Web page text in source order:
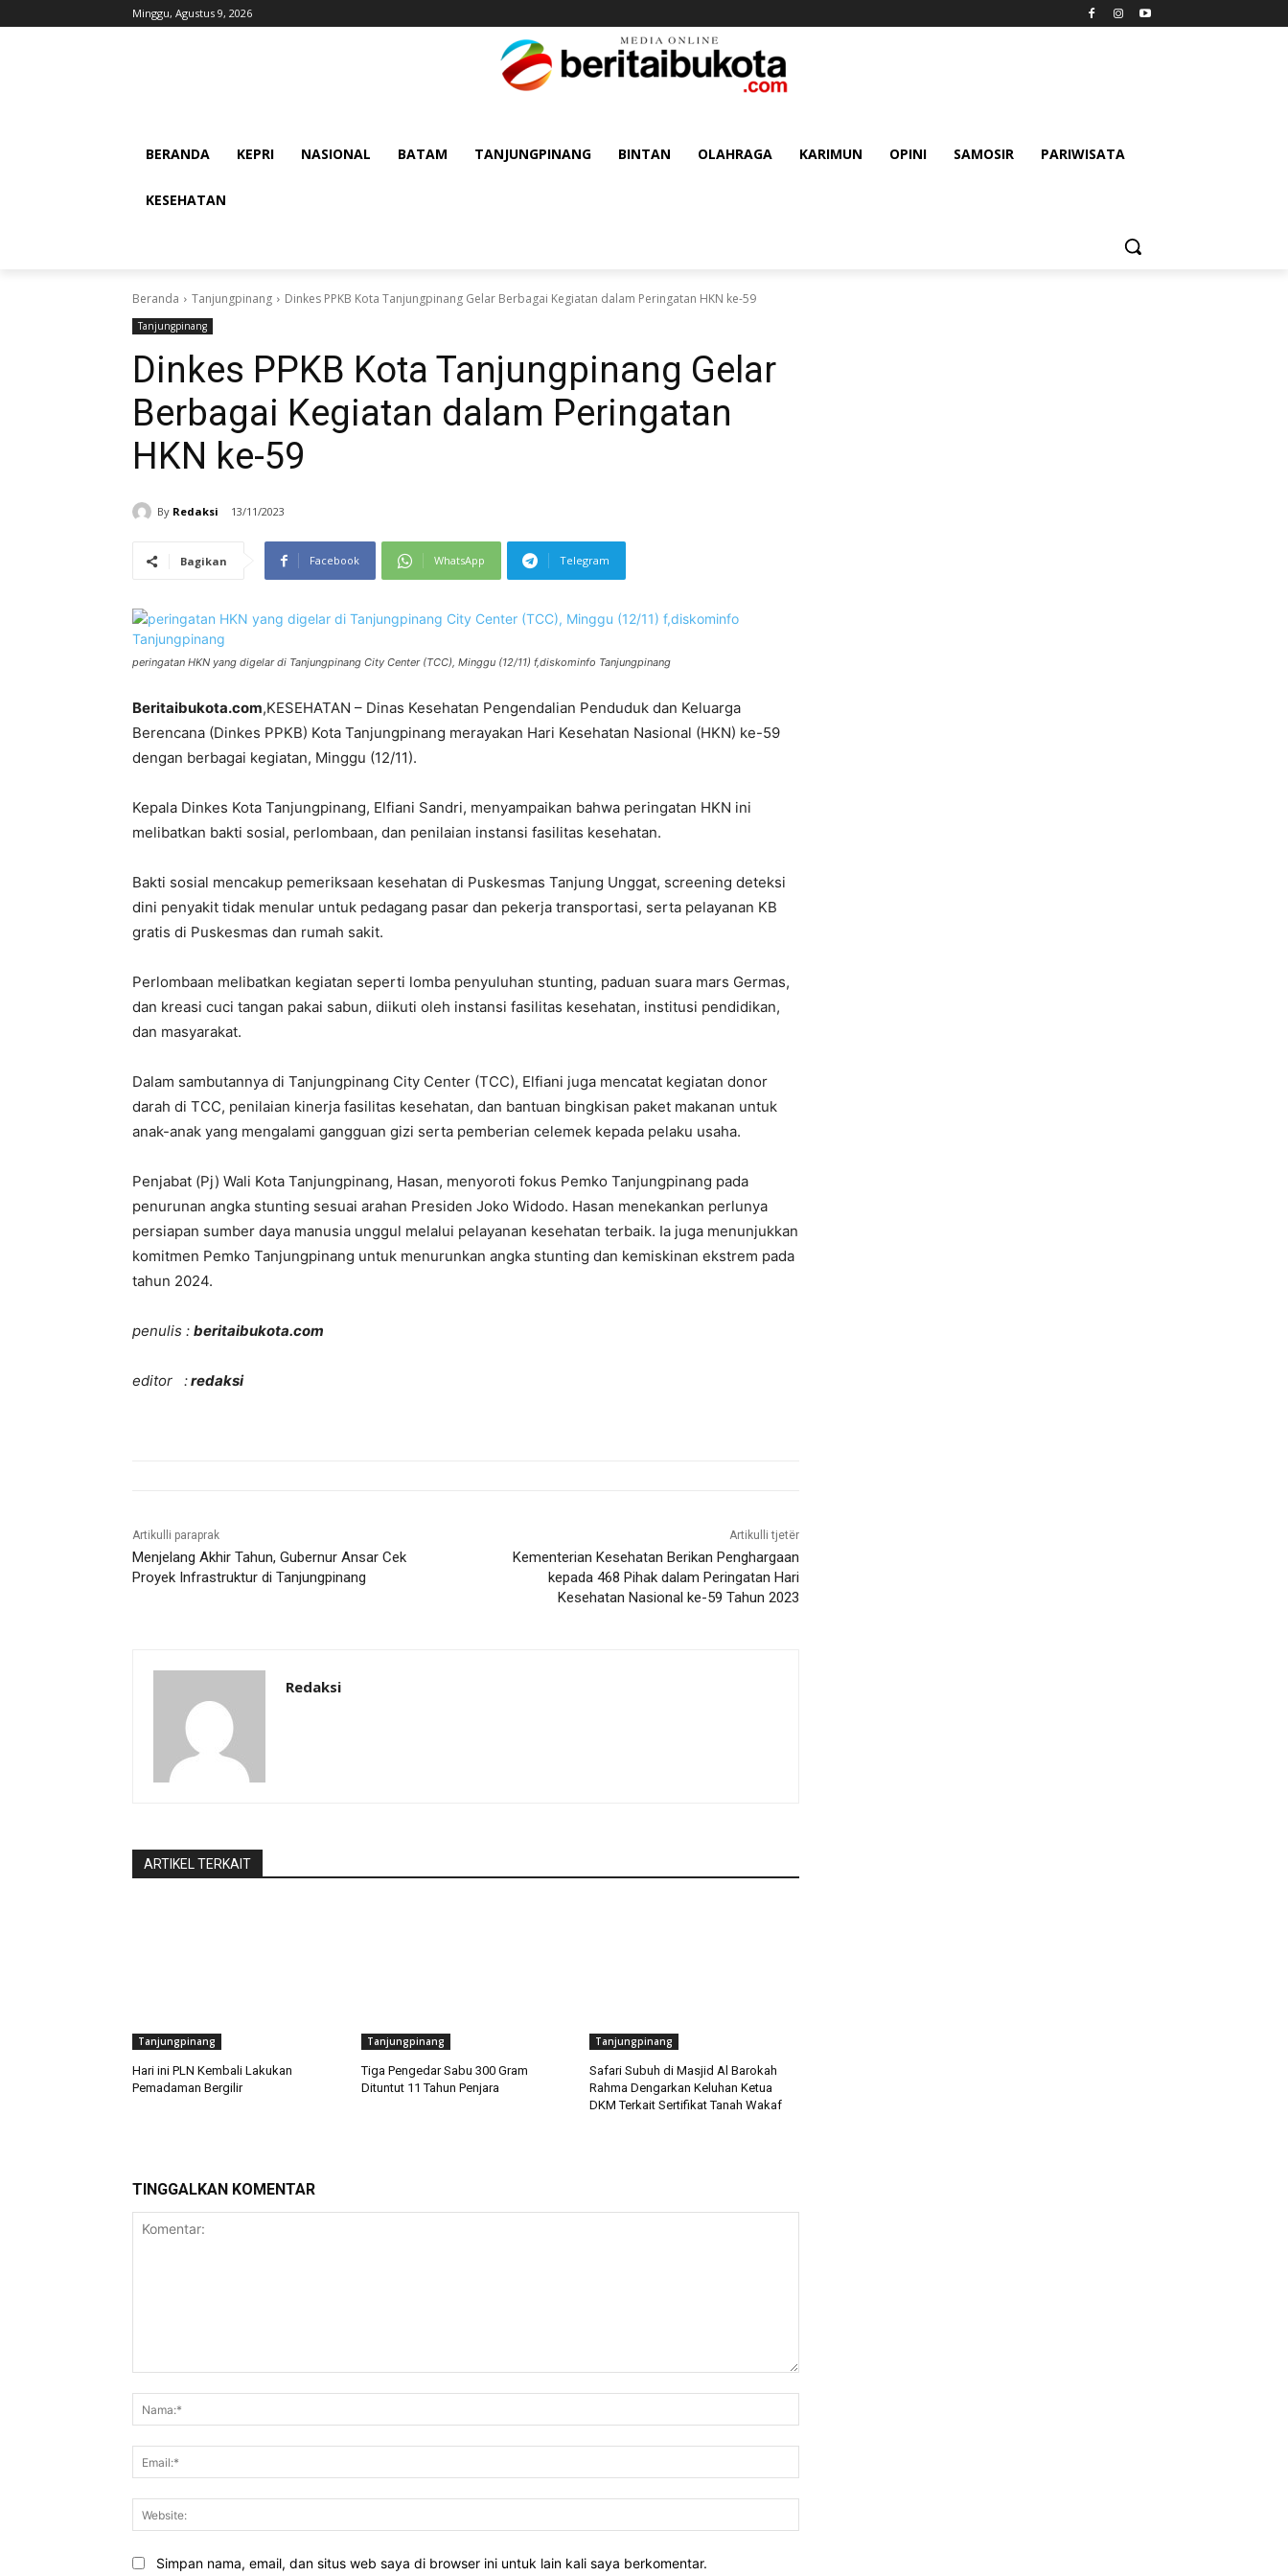
Minggu, Agustus 9, 2026
BERANDA KEPRI NASIONAL BATAM TANJUNGPINANG BINTAN OLAHRAGA KARIMUN OPINI SAMOSIR PARIWISATA
KESEHATAN
Beranda Tanjungpinang Dinkes PPKB Kota Tanjungpinang Gelar Berbagai Kegiatan dalam Peringatan HKN ke-59
Tanjungpinang
Dinkes PPKB Kota Tanjungpinang Gelar
Berbagai Kegiatan dalam Peringatan
HKN ke-59
By Redaksi 13/11/2023
Bagikan Facebook WhatsApp Telegram
peringatan HKN yang digelar di Tanjungpinang City Center (TCC), Minggu (12/11) f,diskominfo Tanjungpinang
Beritaibukota.com,KESEHATAN – Dinas Kesehatan Pengendalian Penduduk dan Keluarga
Berencana (Dinkes PPKB) Kota Tanjungpinang merayakan Hari Kesehatan Nasional (HKN) ke-59
dengan berbagai kegiatan, Minggu (12/11).
Kepala Dinkes Kota Tanjungpinang, Elfiani Sandri, menyampaikan bahwa peringatan HKN ini
melibatkan bakti sosial, perlombaan, dan penilaian instansi fasilitas kesehatan.
Bakti sosial mencakup pemeriksaan kesehatan di Puskesmas Tanjung Unggat, screening deteksi
dini penyakit tidak menular untuk pedagang pasar dan pekerja transportasi, serta pelayanan KB
gratis di Puskesmas dan rumah sakit.
Perlombaan melibatkan kegiatan seperti lomba penyuluhan stunting, paduan suara mars Germas,
dan kreasi cuci tangan pakai sabun, diikuti oleh instansi fasilitas kesehatan, institusi pendidikan,
dan masyarakat.
Dalam sambutannya di Tanjungpinang City Center (TCC), Elfiani juga mencatat kegiatan donor
darah di TCC, penilaian kinerja fasilitas kesehatan, dan bantuan bingkisan paket makanan untuk
anak-anak yang mengalami gangguan gizi serta pemberian celemek kepada pelaku usaha.
Penjabat (Pj) Wali Kota Tanjungpinang, Hasan, menyoroti fokus Pemko Tanjungpinang pada
penurunan angka stunting sesuai arahan Presiden Joko Widodo. Hasan menekankan perlunya
persiapan sumber daya manusia unggul melalui pelayanan kesehatan terbaik. Ia juga menunjukkan
komitmen Pemko Tanjungpinang untuk menurunkan angka stunting dan kemiskinan ekstrem pada
tahun 2024.
penulis : beritaibukota.com
editor :redaksi
Artikulli paraprak
Menjelang Akhir Tahun, Gubernur Ansar Cek
Proyek Infrastruktur di Tanjungpinang
Artikulli tjetër
Kementerian Kesehatan Berikan Penghargaan
kepada 468 Pihak dalam Peringatan Hari
Kesehatan Nasional ke-59 Tahun 2023
Redaksi
ARTIKEL TERKAIT
Tanjungpinang
Hari ini PLN Kembali Lakukan
Pemadaman Bergilir
Tanjungpinang
Tiga Pengedar Sabu 300 Gram
Dituntut 11 Tahun Penjara
Tanjungpinang
Safari Subuh di Masjid Al Barokah
Rahma Dengarkan Keluhan Ketua
DKM Terkait Sertifikat Tanah Wakaf
TINGGALKAN KOMENTAR
Simpan nama, email, dan situs web saya di browser ini untuk lain kali saya berkomentar.